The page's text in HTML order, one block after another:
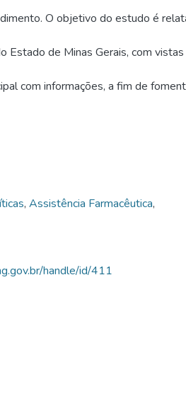
O objetivo do estudo é
Estado de Minas Gerais, com vistas
com informações, a fim de
, Assistência Farmacêutica,
handle/id/411